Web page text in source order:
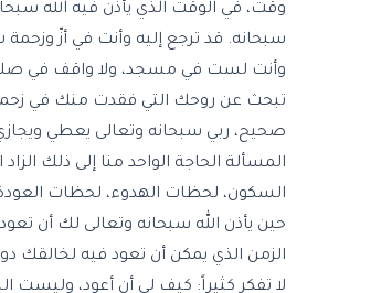
وقت، في الوقت الذي يأذن فيه الله
سبحانه. قد ترجع إليه وأنت في أزّ
وأنت لست في مسجد، ولا واقف في
تبحث عن روحك التي فقدت منك في زحمة
صحيح، ربي سبحانه وتعالى يعطي
المسألة الحاجة الواحد منا إلى ذلك
السكون، لحظات الهدوء، لحظات العودة
حين يأذن الله سبحانه وتعالى لك أن
الزمن الذي يمكن أن تعود فيه لخالقك
لا تفكر كثيراً: كيف لي أن أعود، وليست